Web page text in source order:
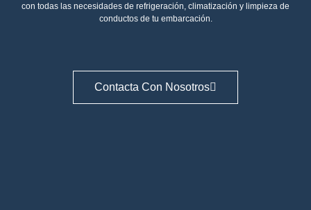
con todas las necesidades de refrigeración, climatización y limpieza de
conductos de tu embarcación.
Contacta Con Nosotros